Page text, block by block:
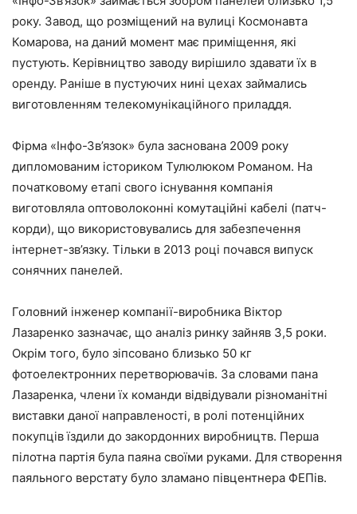
року. Завод, що розміщений на вулиці Космонавта
Комарова, на даний момент має приміщення, які
пустують. Керівництво заводу вирішило здавати їх в
оренду. Раніше в пустуючих нині цехах займались
виготовленням телекомунікаційного приладдя.
Фірма «Інфо-Зв’язок» була заснована 2009 року
дипломованим істориком Тулюлюком Романом. На
початковому етапі свого існування компанія
виготовляла оптоволоконні комутаційні кабелі (патч-
корди), що використовувались для забезпечення
інтернет-зв’язку. Тільки в 2013 році почався випуск
сонячних панелей.
Головний інженер компанії-виробника Віктор
Лазаренко зазначає, що аналіз ринку зайняв 3,5 роки.
Окрім того, було зіпсовано близько 50 кг
фотоелектронних перетворювачів. За словами пана
Лазаренка, члени їх команди відвідували різноманітні
виставки даної направленості, в ролі потенційних
покупців їздили до закордонних виробництв. Перша
пілотна партія була паяна своїми руками. Для створення
паяльного верстату було зламано півцентнера ФЕПів.